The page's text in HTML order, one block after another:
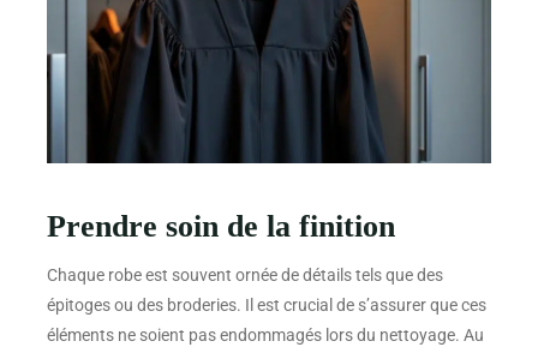
Prendre soin de la finition
Chaque robe est souvent ornée de détails tels que des
épitoges ou des broderies. Il est crucial de s’assurer que ces
éléments ne soient pas endommagés lors du nettoyage. Au